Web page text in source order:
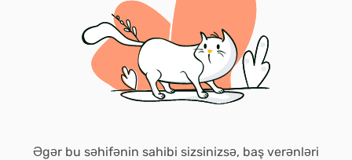
Əgər bu səhifənin sahibi sizsinizsə, baş verənləri